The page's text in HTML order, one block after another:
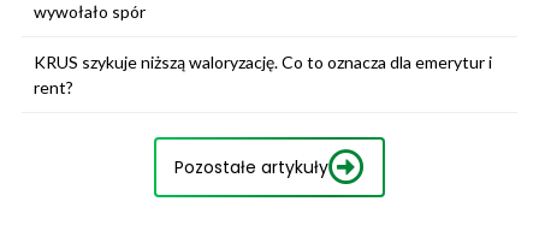
wywołało spór
KRUS szykuje niższą waloryzację. Co to oznacza dla emerytur i
rent?
Pozostałe artykuły